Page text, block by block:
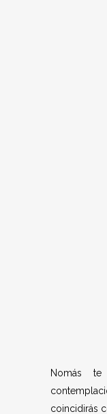
Nomás
coincidirás